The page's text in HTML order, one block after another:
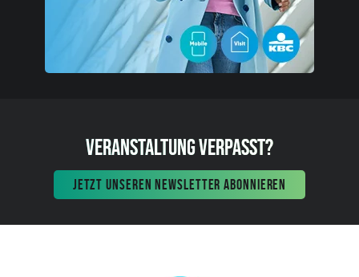
VERANSTALTUNG VERPASST?
JETZT UNSEREN NEWSLETTER ABONNIEREN